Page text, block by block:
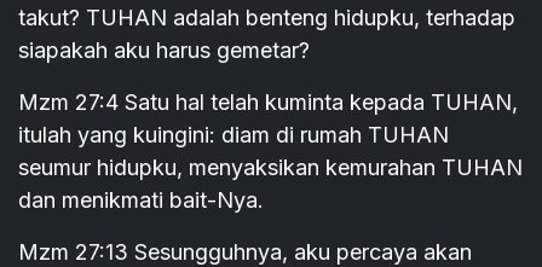
takut? TUHAN adalah benteng hidupku, terhadap
siapakah aku harus gemetar?
Mzm 27:4 Satu hal telah kuminta kepada TUHAN,
itulah yang kuingini: diam di rumah TUHAN
seumur hidupku, menyaksikan kemurahan TUHAN
dan menikmati bait-Nya.
Mzm 27:13 Sesungguhnya, aku percaya akan